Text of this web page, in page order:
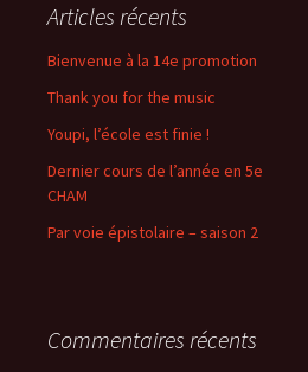
Articles récents
Bienvenue à la 14e promotion
Thank you for the music
Youpi, l’école est finie !
Dernier cours de l’année en 5e
CHAM
Par voie épistolaire – saison 2
Commentaires récents